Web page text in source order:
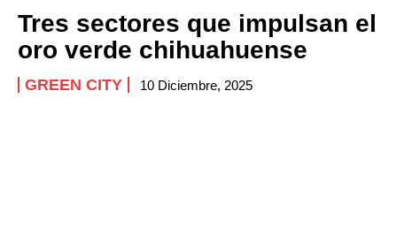
Tres sectores que impulsan el
oro verde chihuahuense
GREEN CITY 10 Diciembre, 2025